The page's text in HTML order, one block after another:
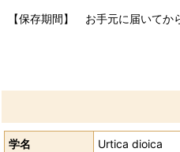
【保存期間】 お手元に届いてか
学名
Urtica dioica